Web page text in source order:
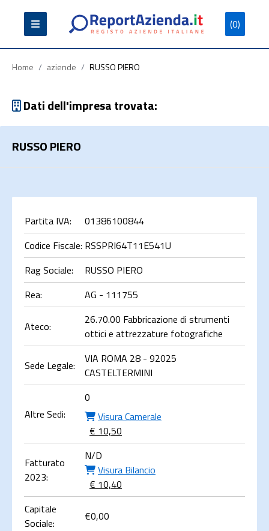
(0)
Partita
Iva
Codice
Fiscale
Ragione
Sociale
Cerca
Home / aziende / RUSSO PIERO
Dati dell'impresa trovata:
RUSSO PIERO
Partita IVA:
01386100844
Codice Fiscale: RSSPRI64T11E541U
Rag Sociale:
RUSSO PIERO
Rea:
AG - 111755
Ateco:
26.70.00 Fabbricazione di strumenti
ottici e attrezzature fotografiche
Sede Legale:
VIA ROMA 28 - 92025
CASTELTERMINI
Altre Sedi:
0
Visura Camerale
€ 10,50
Fatturato
2023:
N/D
Visura Bilancio
€ 10,40
Capitale
Sociale:
€0,00